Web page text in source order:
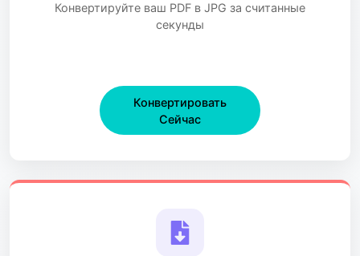
Конвертируйте ваш PDF в JPG за считанные
секунды
Конвертировать
Сейчас